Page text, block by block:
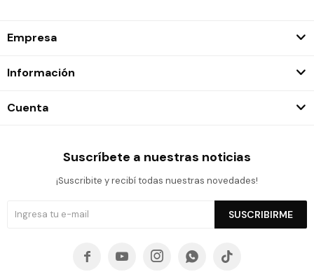
Empresa
Información
Cuenta
Suscríbete a nuestras noticias
¡Suscribite y recibí todas nuestras novedades!
SUSCRIBIRME
    